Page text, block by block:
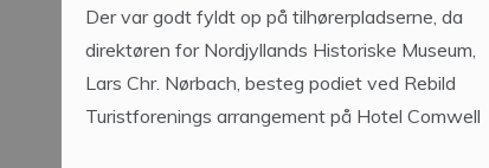
Der var godt fyldt op på tilhørerpladserne, da
direktøren for Nordjyllands Historiske Museum,
Lars Chr. Nørbach, besteg podiet ved Rebild
Turistforenings arrangement på Hotel Comwell